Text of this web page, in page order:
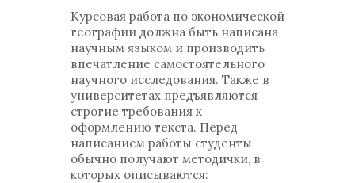
Курсовая работа по экономической
географии должна быть написана
научным языком и производить
впечатление самостоятельного
научного исследования. Также в
университетах предъявляются
строгие требования к
оформлению текста. Перед
написанием работы студенты
обычно получают методички, в
которых описываются: